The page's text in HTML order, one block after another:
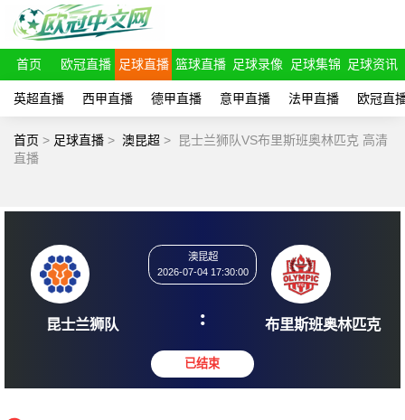
首页 欧冠直播 足球直播 篮球直播 足球录像 足球集锦 足球资讯
英超直播 西甲直播 德甲直播 意甲直播 法甲直播 欧冠直
首页 > 足球直播 > 澳昆超 >
昆士兰狮队VS布里斯班奥林匹克 高清
直播
2026-07-04 17:30:00
: